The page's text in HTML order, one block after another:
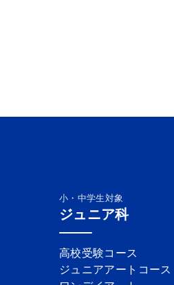
小・中学生対象
ジュニア科
高校受験コース
ジュニアアートコース